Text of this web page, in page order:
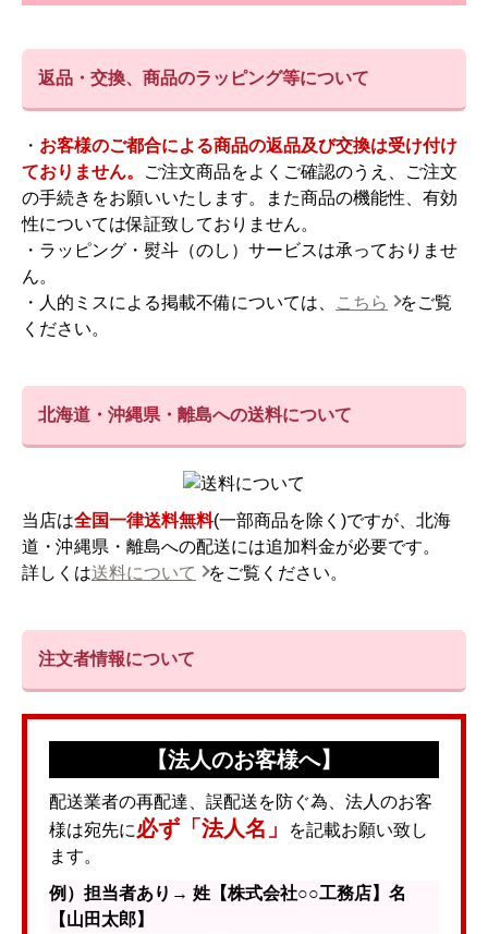
返品・交換、商品のラッピング等について
・ お客様のご都合による商品の返品及び交換は受け付け
ておりません。
ご注文商品をよくご確認のうえ、ご注文
の手続きをお願いいたします。また商品の機能性、有効
性については保証致しておりません。
・ラッピング・熨斗（のし）サービスは承っておりませ
ん。
・人的ミスによる掲載不備については、
こちら
をご覧
ください。
北海道・沖縄県・離島への送料について
当店は全国一律送料無料(一部商品を除く)ですが、北海
道・沖縄県・離島への配送には追加料金が必要です。
詳しくは送料について をご覧ください。
注文者情報について
【法人のお客様へ】
配送業者の再配達、誤配送を防ぐ為、法人のお客
様は宛先に必ず「法人名」
を記載お願い致し
ます。
例）担当者あり→ 姓【株式会社○○工務店】名
【山田太郎】